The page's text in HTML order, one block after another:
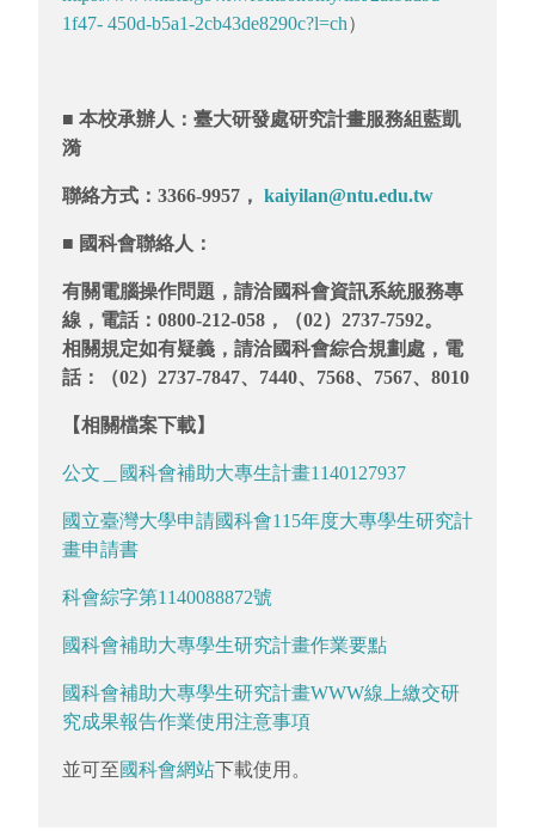
1f47- 450d-b5a1-2cb43de8290c?l=ch）
■ 本校承辦人：臺大研發處研究計畫服務組藍凱
漪
聯絡方式：3366-9957， kaiyilan@ntu.edu.tw
■ 國科會聯絡人：
有關電腦操作問題，請洽國科會資訊系統服務專
線，電話：0800-212-058，（02）2737-7592。
相關規定如有疑義，請洽國科會綜合規劃處，電
話：（02）2737-7847、7440、7568、7567、8010
【相關檔案下載】
公文＿國科會補助大專生計畫1140127937
國立臺灣大學申請國科會115年度大專學生研究計
畫申請書
科會綜字第1140088872號
國科會補助大專學生研究計畫作業要點
國科會補助大專學生研究計畫WWW線上繳交研
究成果報告作業使用注意事項
並可至國科會網站下載使用。